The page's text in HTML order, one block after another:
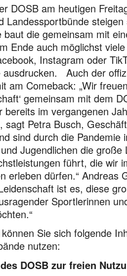
DOSB am heutigen
Landessportbünde
die gemeinsam mit
Ende auch möglichst
Instagram oder
ausdrucken. Auch der
am Comeback: „Wir
gemeinsam mit dem
bereits im vergangenen
sagt Petra Busch,
sind durch die
Jugendlichen die
führt, die wir
erleben dürfen.“ Andreas
ist es, diese
Sportlerinnen
Sie sich folgende
nutzen:
DOSB zur freien